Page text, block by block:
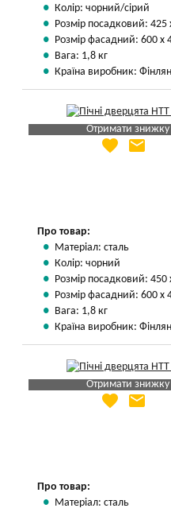
Колір: чорний/сірий
Розмір посадковий:
Розмір фасадний: 600 х
Вага: 1,8 кг
Країна виробник:
Отримати знижку
Яка Ваша ціна
favorite email
Про товар:
Матеріал: сталь
Колір: чорний
Розмір посадковий:
Розмір фасадний: 600 х
Вага: 1,8 кг
Країна виробник:
Отримати знижку
Яка Ваша ціна
favorite email
Про товар:
Матеріал: сталь